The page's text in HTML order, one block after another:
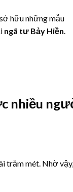
hữu những mẫu
ngã tư Bảy Hiền
nhiều
trăm mét. Nhờ vậy,